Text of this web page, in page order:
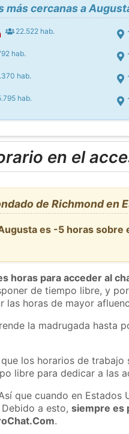
más cercanas a
22.522 hab.
hab.
hab.
hab.
en el
de Richmond en
es -5 horas sobre
horas para acceder al
de tiempo libre, y
las horas de mayor
la madrugada hasta
los horarios de
libre para dedicar a las
que cuando en
Debido a esto,siempre es
.